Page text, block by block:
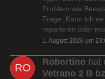
Problem wie
Frage: Kann ich
reparieren oder
1. August 2026 um
Robertino hat
Vetrano 2 B